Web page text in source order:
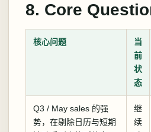
8. Core
核心问题
当
前
状
态
Q3 / May sales 的强
势，在剔除日历与短期
继
续